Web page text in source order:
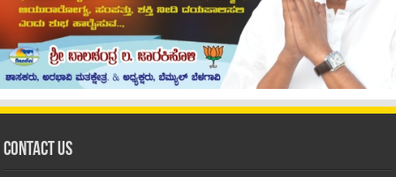
Contact Us